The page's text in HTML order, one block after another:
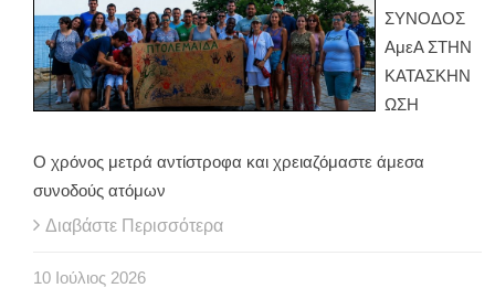
ΣΥΝΟΔΟΣ
ΑμεΑ ΣΤΗΝ
ΚΑΤΑΣΚΗΝ
ΩΣΗ
Ο χρόνος μετρά αντίστροφα και χρειαζόμαστε άμεσα
συνοδούς ατόμων
Διαβάστε Περισσότερα
10 Ιούλιος 2026